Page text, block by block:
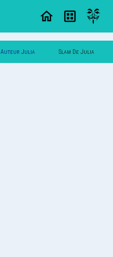
Auteur Julia Slam De Julia